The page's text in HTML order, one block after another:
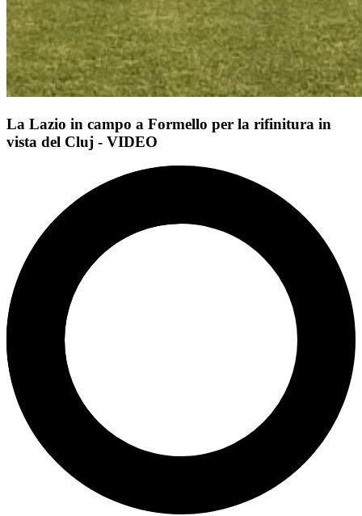
La Lazio in campo a Formello per la rifinitura in
vista del Cluj - VIDEO